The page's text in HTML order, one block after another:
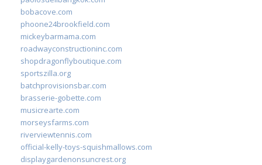
bobacove.com
phoone24brookfield.com
mickeybarmama.com
roadwayconstructioninc.com
shopdragonflyboutique.com
sportszilla.org
batchprovisionsbar.com
brasserie-gobette.com
musicrearte.com
morseysfarms.com
riverviewtennis.com
official-kelly-toys-squishmallows.com
displaygardenonsuncrest.org